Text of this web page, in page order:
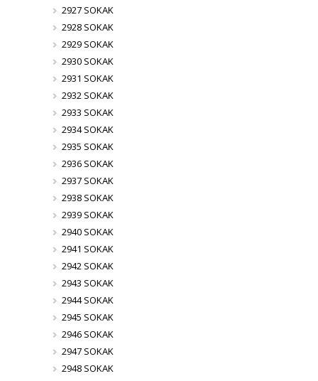
2927 SOKAK
2928 SOKAK
2929 SOKAK
2930 SOKAK
2931 SOKAK
2932 SOKAK
2933 SOKAK
2934 SOKAK
2935 SOKAK
2936 SOKAK
2937 SOKAK
2938 SOKAK
2939 SOKAK
2940 SOKAK
2941 SOKAK
2942 SOKAK
2943 SOKAK
2944 SOKAK
2945 SOKAK
2946 SOKAK
2947 SOKAK
2948 SOKAK